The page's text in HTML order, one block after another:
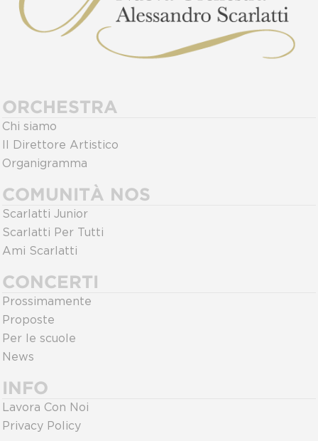
ORCHESTRA
Chi siamo
Il Direttore Artistico
Organigramma
COMUNITÀ NOS
Scarlatti Junior
Scarlatti Per Tutti
Ami Scarlatti
CONCERTI
Prossimamente
Proposte
Per le scuole
News
INFO
Lavora Con Noi
Privacy Policy